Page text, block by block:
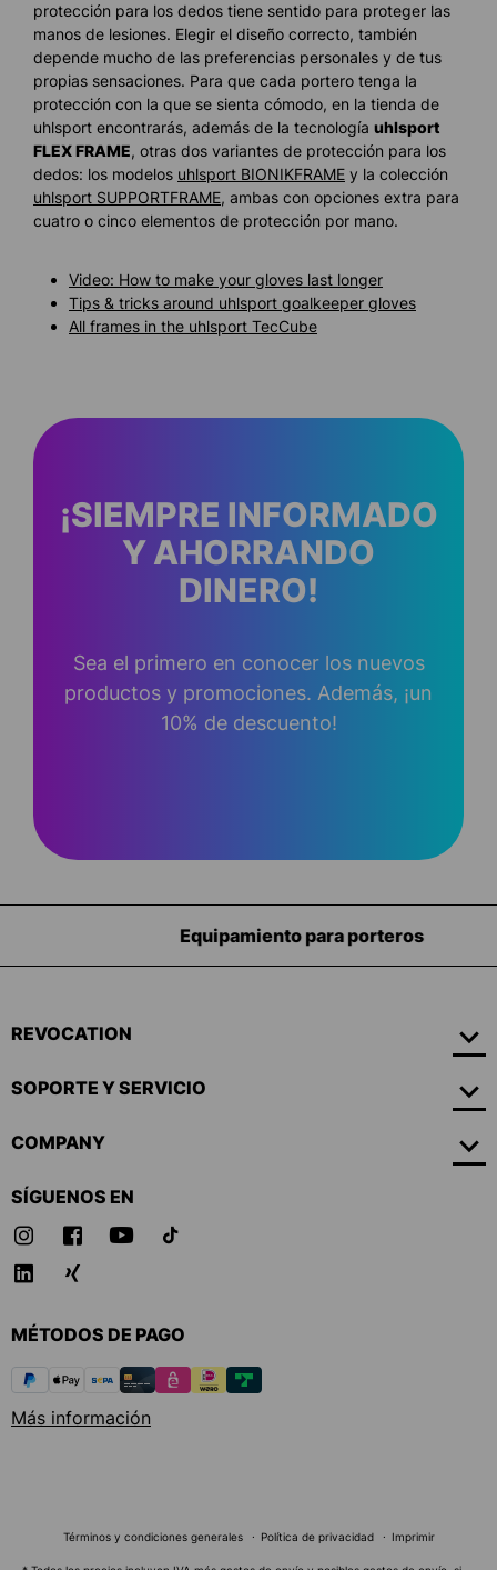
protección para los dedos tiene sentido para proteger las
manos de lesiones. Elegir el diseño correcto, también
depende mucho de las preferencias personales y de tus
propias sensaciones. Para que cada portero tenga la
protección con la que se sienta cómodo, en la tienda de
uhlsport encontrarás, además de la tecnología uhlsport
FLEX FRAME, otras dos variantes de protección para los
dedos: los modelos uhlsport BIONIKFRAME y la colección
uhlsport SUPPORTFRAME, ambas con opciones extra para
cuatro o cinco elementos de protección por mano.
Video: How to make your gloves last longer
Tips & tricks around uhlsport goalkeeper gloves
All frames in the uhlsport TecCube
¡SIEMPRE INFORMADO
Y AHORRANDO
DINERO!
Sea el primero en conocer los nuevos
productos y promociones. Además, ¡un
10% de descuento!
Equipamiento para porteros
REVOCATION
SOPORTE Y SERVICIO
COMPANY
SÍGUENOS EN
MÉTODOS DE PAGO
Más información
Términos y condiciones generales Política de privacidad Imprimir